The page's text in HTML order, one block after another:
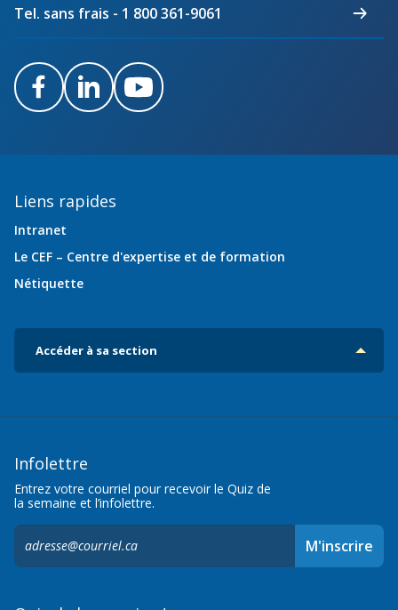
Tel. sans frais - 1 800 361-9061
FacebookLinkedInYoutube
Liens rapides
Intranet
Le CEF – Centre d'expertise et de formation
Nétiquette
Accéder à sa section
Infolettre
Entrez votre courriel pour recevoir le Quiz de
la semaine et l’infolettre.
M'inscrire